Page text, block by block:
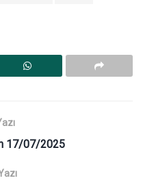
17/07/2025